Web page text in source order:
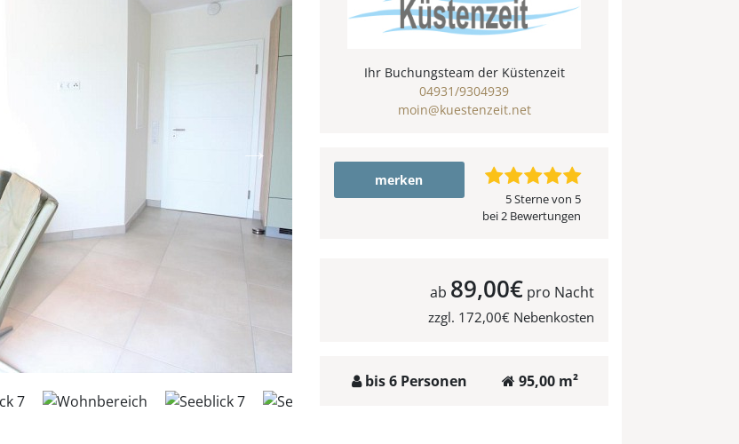
Ihr Buchungsteam der Küstenzeit
04931/9304939
moin@kuestenzeit.net
merken
5 Sterne von 5
bei 2 Bewertungen
ab 89,00€ pro Nacht
zzgl. 172,00€ Nebenkosten
bis 6 Personen 95,00 m²